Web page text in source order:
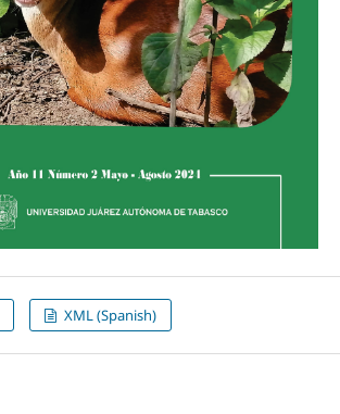
XML (Spanish)